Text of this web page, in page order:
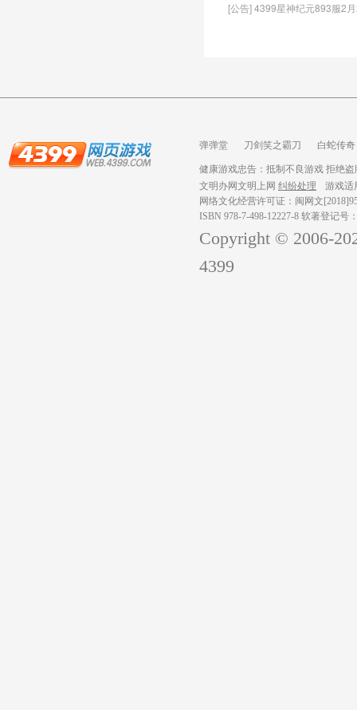
[公告] 4399星神纪元893服2
弹弹堂 刀剑笑之霸刀
白蛇传奇
健康游戏忠告：抵制不良游戏 拒绝
文明办网文明上网 纠纷处理
游戏适
网络文化经营许可证：闽网文
ISBN 978-7-498-12227-8 软著登记号
Copyright © 2006-
4399